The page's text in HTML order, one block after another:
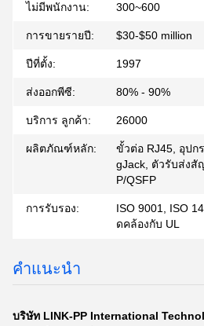
ไม่มีพนักงาน: 300~600
การขายรายปี: $30-$50 million
ปีที่ตั้ง: 1997
ส่งออกพีซี: 80% - 90%
บริการ ลูกค้า: 26000
ผลิตภัณฑ์หลัก:
ขั้วต่อ RJ45, อุปก
gJack, ตัวรับส่ง
P/QSFP
การรับรอง:
ISO 9001, ISO
ดคล้องกับ UL
คําแนะนํา
บริษัท LINK-PP International